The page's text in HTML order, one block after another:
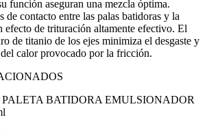
función aseguran una mezcla óptima.
de contacto entre las palas batidoras y la
efecto de trituración altamente efectivo. El
de titanio de los ejes minimiza el desgaste y
calor provocado por la fricción.
PALETA BATIDORA EMULSIONADOR